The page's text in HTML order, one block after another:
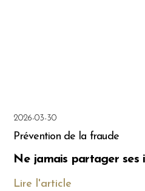
2026-03-30
Prévention de la fraude
Ne jamais partager ses
Lire l'article